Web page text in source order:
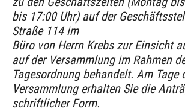
bis 17:00 Uhr) auf der
Straße 114 im
Büro von Herrn Krebs zur Einsicht
auf der Versammlung im Rahmen
Tagesordnung behandelt. Am Tage
Versammlung erhalten Sie die
schriftlicher Form.